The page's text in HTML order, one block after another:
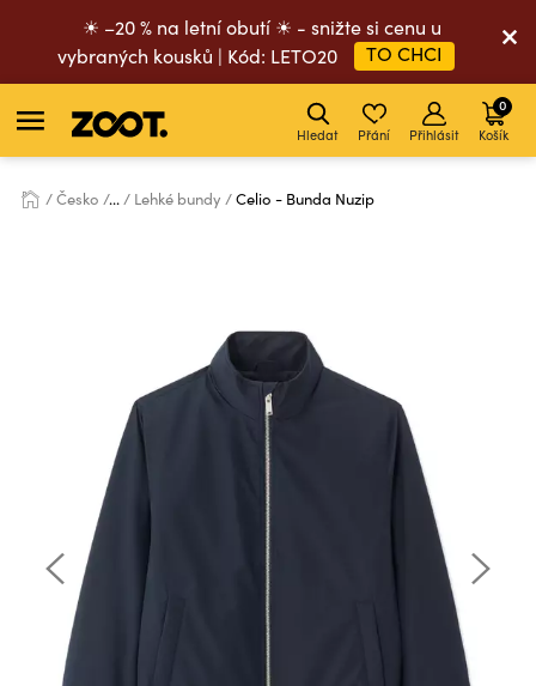
☀ –20 % na letní obutí ☀ - snižte si cenu u
vybraných kousků | Kód: LETO20
TO CHCI
Hledat Přání Přihlásit Košík
0
Česko ... Lehké bundy Celio - Bunda Nuzip